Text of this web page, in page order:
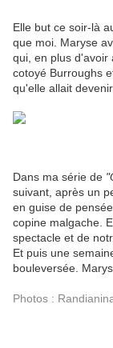
Elle but ce soir-là
que moi. Maryse
qui, en plus d'avoir
cotoyé Burroughs
qu'elle allait devenir
Dans ma série de
suivant, après un
en guise de
copine malgache.
spectacle et de
Et puis une
bouleversée.
Photos :